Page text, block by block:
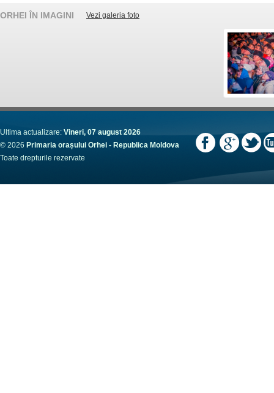
ORHEI ÎN IMAGINI Vezi galeria foto
Ultima actualizare: Vineri, 07 august 2026
© 2026 Primaria orașului Orhei - Republica Moldova
Toate drepturile rezervate